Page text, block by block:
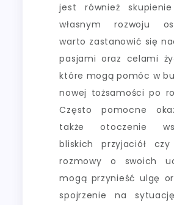
jest również
własnym rozwoju
warto zastanowić się
pasjami oraz celami
które mogą pomóc w
nowej tożsamości po
Często pomocne
także otoczenie
bliskich przyjaciół czy
rozmowy o swoich
mogą przynieść ulgę
spojrzenie na